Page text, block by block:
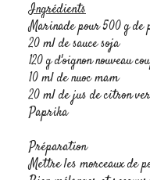
Ingrédients
Marinade pour 500 g de
20 ml de sauce soja
120 g d'oignon nouveau
10 ml de nuoc mam
20 ml de jus de citron
Paprika
Préparation
Mettre les morceaux de